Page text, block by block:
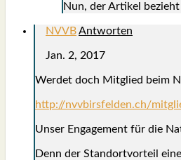
Nun, der Arti­kel
NVVBAntworten
Jan. 2, 2017
Wer­det doch Mit­glied beim
http://nvvbirsfelden.ch/
Unser Enga­ge­ment für die
Denn der Stand­ort­vor­teil